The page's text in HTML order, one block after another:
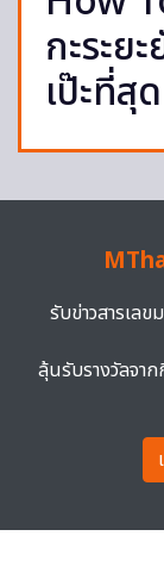
กะระย
เป๊ะที่สุด
รับข่าวสารเล
ลุ้นรับรางวัลจา